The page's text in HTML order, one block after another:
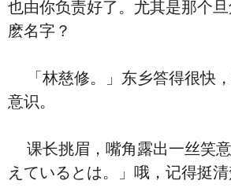
也由你负责好了。尤其是那
麽名字？
「林慈修。」东乡答得很快
意识。
课长挑眉，嘴角露出一丝笑
えているとは。」哦，记得挺清